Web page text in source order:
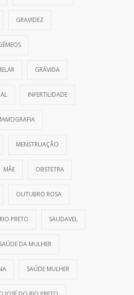
GRAVIDEZ
GRÁVIDA
INFERTILIDADE
MENSTRUAÇÃO
MÃE OBSTETRA
OUTUBRO ROSA
RIO PRETO SAUDAVEL
SAÚDE DA MULHER
SAÚDE MULHER